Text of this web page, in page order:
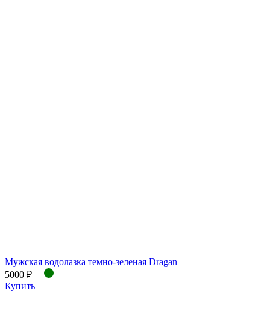
Мужская водолазка темно-зеленая Dragan
5000 ₽
Купить